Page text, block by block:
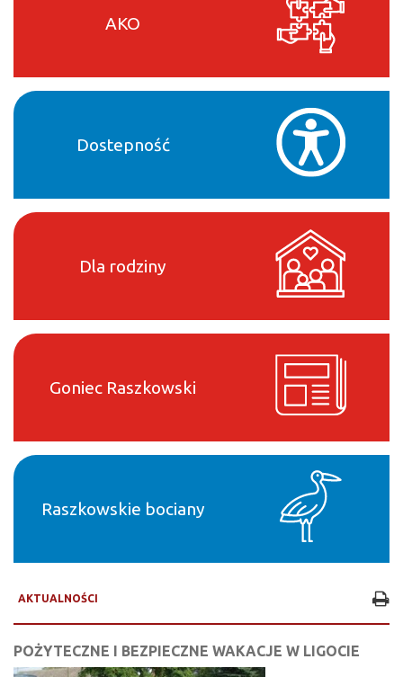
AKO
Dostepność
Dla rodziny
Goniec Raszkowski
Raszkowskie bociany
AKTUALNOŚCI
POŻYTECZNE I BEZPIECZNE WAKACJE W LIGOCIE